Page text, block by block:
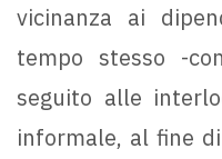
vicinanza ai
tempo stesso -
seguito alle
informale, al fine